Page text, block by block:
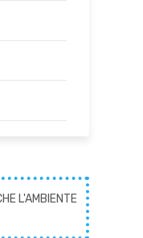
L'AMBIENTE